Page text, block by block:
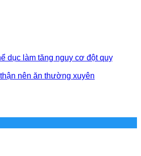
dục làm tăng nguy cơ đột quỵ
nên ăn thường xuyên